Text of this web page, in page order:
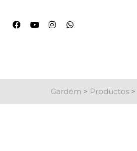
Gardém > Productos >